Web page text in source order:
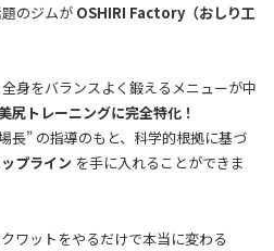
のジムが OSHIRI Factory（おしり工
身をバランスよく鍛えるメニューが中
トレーニングに完全特化！
長” の指導のもと、科学的根拠に基づ
プライン を手に入れることができま
ワットをやるだけで本当に変わる